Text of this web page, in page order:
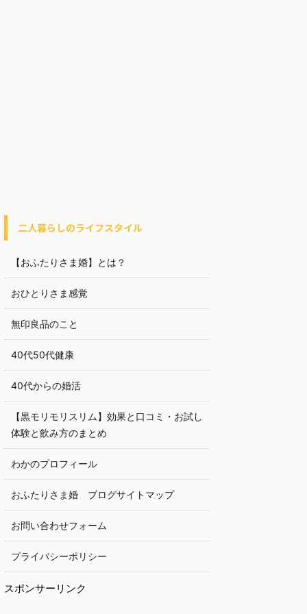
二人暮らしのライフスタイル
【おふたりさま婚】とは？
おひとりさま感覚
無印良品のこと
40代50代健康
40代からの婚活
【黒モリモリスリム】効果と口コミ・お試し
体験と飲み方のまとめ
わかのプロフィール
おふたりさま婚 ブログサイトマップ
お問い合わせフォーム
プライバシーポリシー
スポンサーリンク